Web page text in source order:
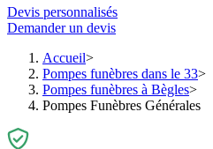
Devis personnalisés
Demander un devis
Accueil
Pompes funèbres dans le 33
Pompes funèbres à Bègles
Pompes Funèbres Générales